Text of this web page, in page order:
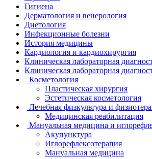
Гигиена
Дерматология и венерология
Диетология
Инфекционные болезни
История медицины
Кардиология и кардиохирургия
Клиническая лабораторная
Клиническая лабораторная
Косметология
Пластическая хирургия
Эстетическая косметология
Лечебная физкультура и
Медицинская реабилитация
Мануальная медицина и
Акупунктура
Иглорефлексотерапия
Мануальная медицина